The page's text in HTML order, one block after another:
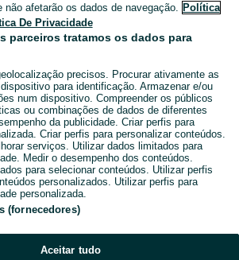
não afetarão os dados de navegação. Política
De Privacidade
parceiros tratamos os dados para
precisos. Procurar ativamente as
para identificação. Armazenar e/ou
num dispositivo. Compreender os públicos
ou combinações de dados de diferentes
da publicidade. Criar perfis para
Criar perfis para personalizar conteúdos.
serviços. Utilizar dados limitados para
Medir o desempenho dos conteúdos.
para selecionar conteúdos. Utilizar perfis
personalizados. Utilizar perfis para
personalizada.
(fornecedores)
Aceitar tudo